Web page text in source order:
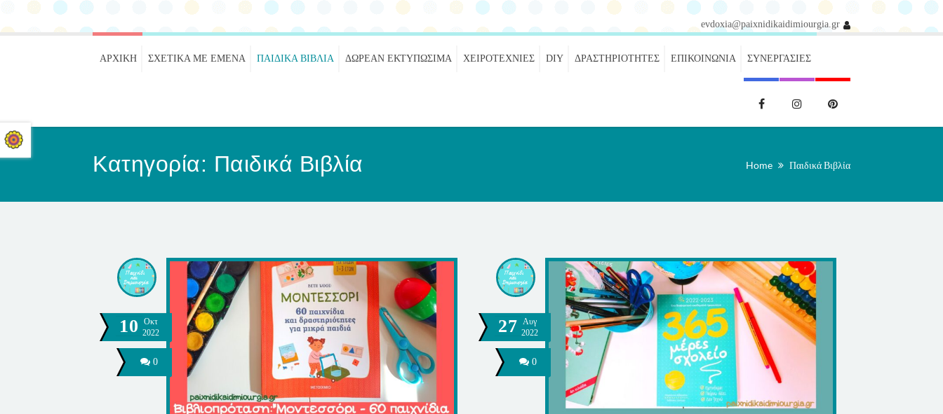
evdoxia@paixnidikaidimiourgia.gr
ΑΡΧΙΚΉ ΣΧΕΤΙΚΑ ΜΕ ΕΜΕΝΑ ΠΑΙΔΙΚΆ ΒΙΒΛΊΑ ΔΩΡΕΆΝ ΕΚΤΥΠΏΣΙΜΑ ΧΕΙΡΟΤΕΧΝΊΕΣ DIY ΔΡΑΣΤΗΡΙΌΤΗΤΕΣ ΕΠΙΚΟΙΝΩΝΊΑ ΣΥΝΕΡΓΑΣΊΕΣ
Κατηγορία: Παιδικά Βιβλία Home Παιδικά Βιβλία
10
Οκτ
2022
0
27 Αυγ
2022
0